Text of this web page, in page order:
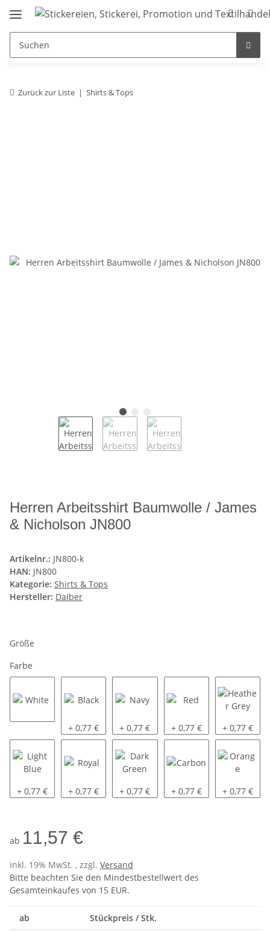
Zurück zur Liste Shirts & Tops
Herren Arbeitsshirt Baumwolle / James
& Nicholson JN800
Artikelnr.: JN800-k
HAN: JN800
Kategorie: Shirts & Tops
Hersteller: Daiber
Größe
Farbe
Black
+ 0,77 € Navy
+ 0,77 € Red
+ 0,77 € Heather
+ 0,77 €
Light Blue
+ 0,77 € Royal
+ 0,77 € Dark Green
+ 0,77 € Carbon
+ 0,77 € Orange
+ 0,77 €
ab 11,57 €
inkl. 19% MwSt. , zzgl. Versand
Bitte beachten Sie den Mindestbestellwert des
Gesamteinkaufes von 15 EUR.
ab Stückpreis / Stk.